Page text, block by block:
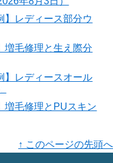
】レディース部分ウ
増毛修理と生え際分
】レディースオール
増毛修理とPUスキン
↑ このページの先頭へ